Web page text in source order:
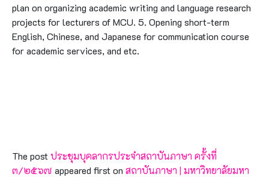
plan on organizing academic writing and language research
projects for lecturers of MCU. 5. Opening short-term
English, Chinese, and Japanese for communication course
for academic services, and etc.
The postประชุมบุคลากรประจำสถาบันภาษา ครั้งที่
๓/๒๕๖๗ appeared first on สถาบันภาษา | มหาวิทยาลัยมหา